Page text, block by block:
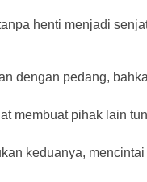
henti menjadi
dengan pedang,
membuat pihak lain
keduanya,